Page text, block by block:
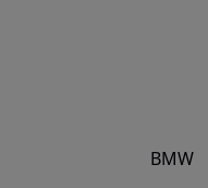
BMW